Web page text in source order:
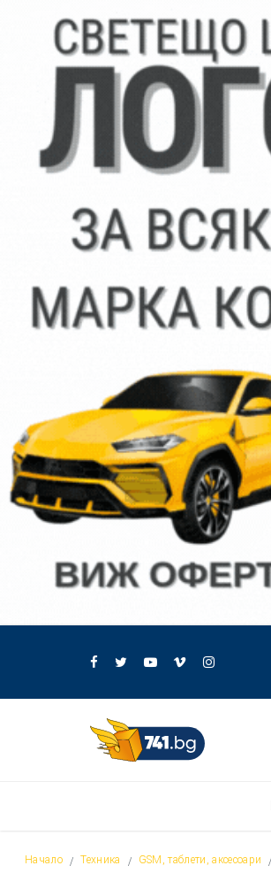
Начало Техника GSM, таблети, аксесоари